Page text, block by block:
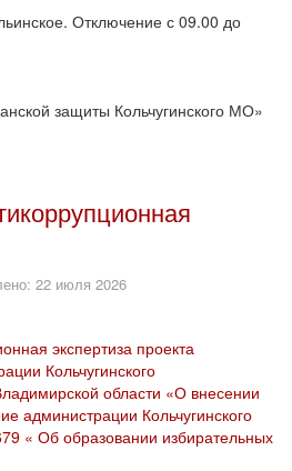
Отключение с 09.00 до
защиты Кольчугинского МО»
22 июля 2026
экспертиза проекта
Кольчугинского
области «О внесении
администрации Кольчугинского
« Об образовании избирательных